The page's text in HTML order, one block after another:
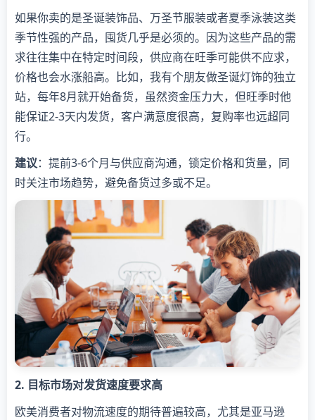
如果你卖的是圣诞装饰品、万圣节服装或者夏季泳装这类
季节性强的产品，囤货几乎是必须的。因为这些产品的需
求往往集中在特定时间段，供应商在旺季可能供不应求，
价格也会水涨船高。比如，我有个朋友做圣诞灯饰的独立
站，每年8月就开始备货，虽然资金压力大，但旺季时他
能保证2-3天内发货，客户满意度很高，复购率也远超同
行。
建议：提前3-6个月与供应商沟通，锁定价格和货量，同
时关注市场趋势，避免备货过多或不足。
2. 目标市场对发货速度要求高
欧美消费者对物流速度的期待普遍较高，尤其是亚马逊